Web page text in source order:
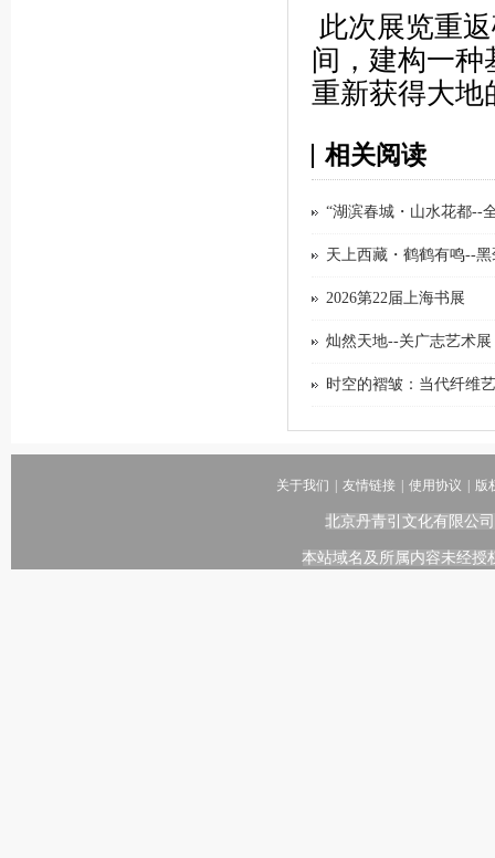
此次展览重
间，建构一
重新获得大地
相关阅读
“湖滨春城・山水花都--
天上西藏・鹤鹤有鸣--
2026第22届上海书展
灿然天地--关广志艺术展
时空的褶皱：当代纤维
关于我们 友情链接 使用协议 版
北京丹青引文化有限公
本站域名及所属内容未经授